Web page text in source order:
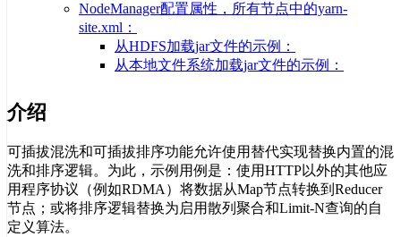
NodeManager配置属性，所有节点中的yarn-
site.xml：
从HDFS加载jar文件的示例：
从本地文件系统加载jar文件的示例：
介绍
可插拔混洗和可插拔排序功能允许使用替代实现替换内置的混
洗和排序逻辑。为此，示例用例是：使用HTTP以外的其他应
用程序协议（例如RDMA）将数据从Map节点转换到Reducer
节点；或将排序逻辑替换为启用散列聚合和Limit-N查询的自
定义算法。